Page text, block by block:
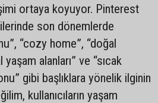
ortaya koyuyor. Pinterest
son dönemlerde
“cozy home”, “doğal
alanları” ve “sıcak
gibi başlıklara yönelik ilginin
kullanıcıların yaşam